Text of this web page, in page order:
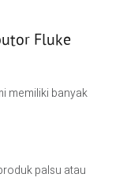
Fluke
memiliki banyak
palsu atau